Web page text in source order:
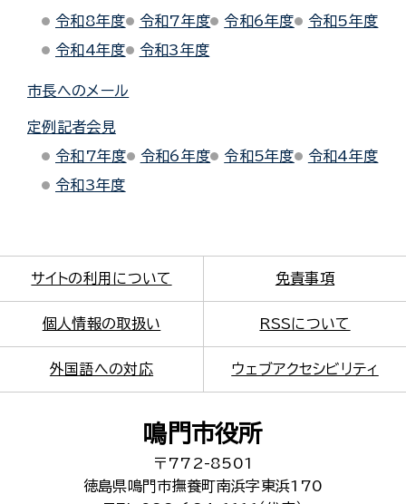
令和8年度
令和7年度 令和6年度
令和5年度
令和4年度
令和3年度
市長へのメール
定例記者会見
令和7年度
令和6年度 令和5年度
令和4年度
令和3年度
サイトの利用について 免責事項
個人情報の取扱い RSSについて
外国語への対応 ウェブアクセシビリティ
鳴門市役所
〒772-8501
徳島県鳴門市撫養町南浜字東浜170